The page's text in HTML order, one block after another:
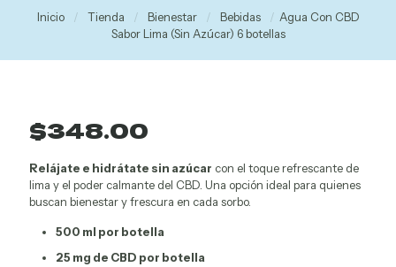
Inicio / Tienda / Bienestar / Bebidas / Agua Con CBD
Sabor Lima (Sin Azúcar) 6 botellas
$348.00
Relájate e hidrátate sin azúcar con el toque refrescante de
lima y el poder calmante del CBD. Una opción ideal para quienes
buscan bienestar y frescura en cada sorbo.
500 ml por botella
25 mg de CBD por botella